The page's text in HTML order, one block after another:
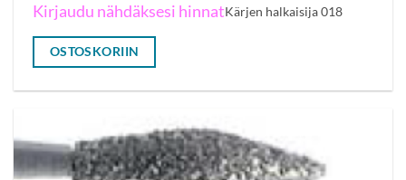
Kirjaudu nähdäksesi hinnatKärjen halkaisija 018
OSTOSKORIIN